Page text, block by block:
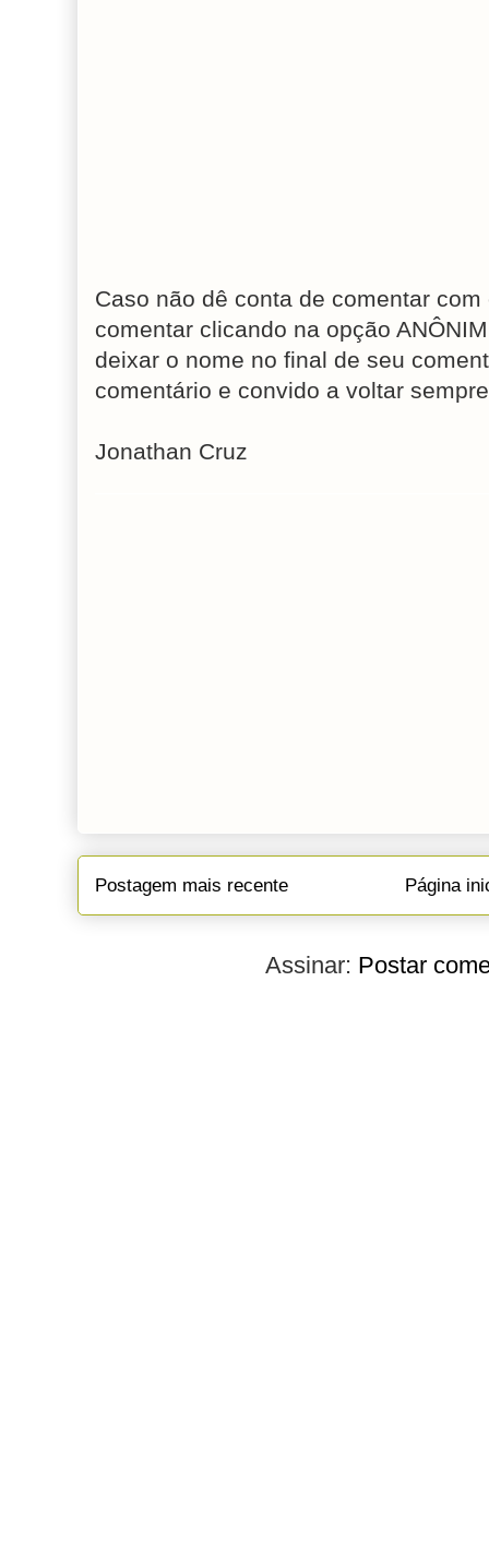
Caso não dê conta de comentar
comentar clicando na opção
deixar o nome no final de seu
comentário e convido a voltar
Jonathan Cruz
Postagem mais recente Página
Assinar: Postar